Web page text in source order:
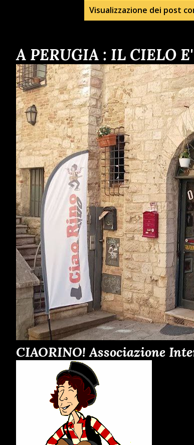
s
t
Visualizzazione dei post
A PERUGIA : IL CIELO
CIAORINO! Associazione